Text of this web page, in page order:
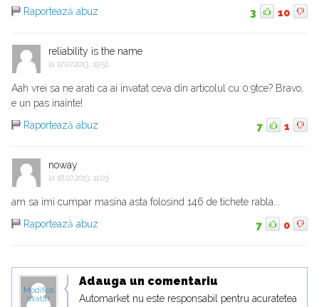
Raportează abuz
3 10
reliability is the name
la 17.07.2013, 19:51
Aah vrei sa ne arati ca ai invatat ceva din articolul cu 0.9tce? Bravo,
e un pas inainte!
Raportează abuz
7 1
noway
la 18.07.2013, 11:03
am sa imi cumpar masina asta folosind 146 de tichete rabla...
Raportează abuz
7 0
Modifica
avatar
Adauga un comentariu
Automarket nu este responsabil pentru acuratetea